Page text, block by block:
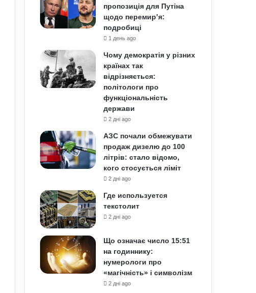
пропозиція для Путіна
щодо перемир’я:
подробиці
1 день ago
Чому демократія у різних
країнах так
відрізняється:
політологи про
функціональність
держави
2 дні ago
АЗС почали обмежувати
продаж дизелю до 100
літрів: стало відомо,
кого стосується ліміт
2 дні ago
Где используется
текстолит
2 дні ago
Що означає число 15:51
на годиннику:
нумерологи про
«магічність» і символізм
2 дні ago